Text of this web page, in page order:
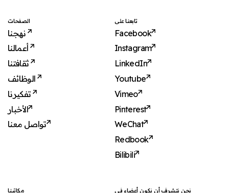
الصفحات
نهجنا
الأخبار
تواصل معنا
تابعنا على
Facebook
Instagram
LinkedIn
Youtube
Vimeo
Pinterest
WeChat
Redbook
Bilibili
مكاتبنا نحن نتشرف أن نكون أعضاء في